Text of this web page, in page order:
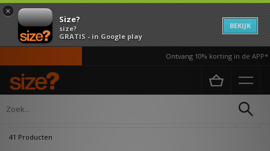
×
Size?
size?
GRATIS - in Google play
BEKIJK
Ontvang 10% korting in de APP*
Home PUMA
41 Producten